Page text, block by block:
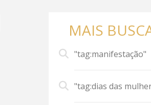
MAIS
"tag:manifestação"
"tag:dias das